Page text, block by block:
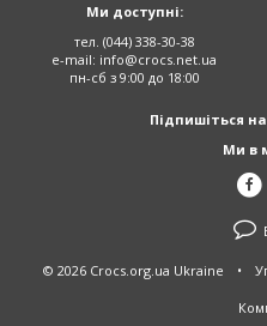
Ми доступні:
тел. (044) 338-30-38
e-mail: info@crocs.net.ua
пн-сб з 9:00 до 18:00
Підпишіться
Ми в
© 2026 Crocs.org.ua Ukraine •